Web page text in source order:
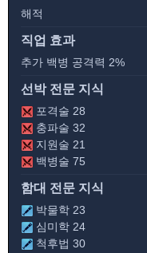
해적
직업 효과
추가 백병 공격력 2%
선박 전문 지식
포격술 28
충파술 32
지원술 21
백병술 75
함대 전문 지식
박물학 23
심미학 24
척후법 30